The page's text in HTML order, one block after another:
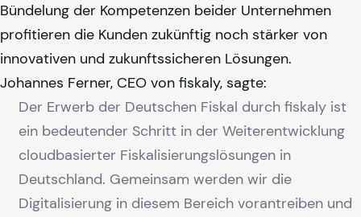
Bündelung der Kompetenzen beider Unternehmen
profitieren die Kunden zukünftig noch stärker von
innovativen und zukunftssicheren Lösungen.
Johannes Ferner, CEO von fiskaly, sagte:
Der Erwerb der Deutschen Fiskal durch fiskalyist
ein bedeutender Schritt in der Weiterentwicklung
cloudbasierter Fiskalisierungslösungen in
Deutschland. Gemeinsam werden wir die
Digitalisierung in diesem Bereich vorantreiben und